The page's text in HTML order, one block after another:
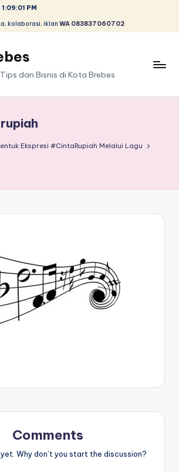
1:09:01 PM
kolaborasi, iklan WA 083837060702
dan Bisnis di Kota Brebes
Ekspresi #CintaRupiah Melalui Lagu
Comments
Why don’t you start the discussion?